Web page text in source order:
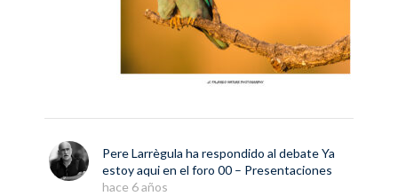
Pere Larrègula ha respondido al debateYa
estoy aquien el foro 00 – Presentaciones
hace 6 años